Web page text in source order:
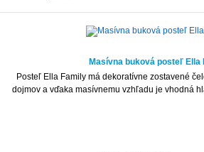
Masívna buková posteľ Ella
Posteľ Ella Family má dekoratívne zostavené
dojmov a vďaka masívnemu vzhľadu je vhodná